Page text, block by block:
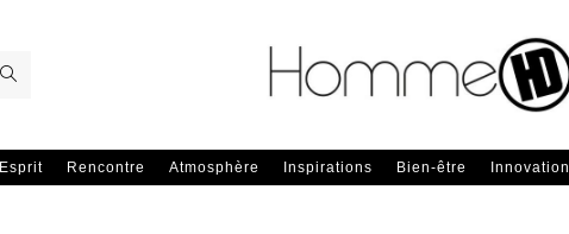
recherche
Esprit Rencontre Atmosphère Inspirations Bien-être Innovation